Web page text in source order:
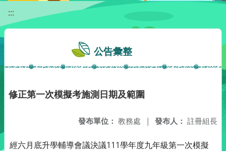
:::
公告彙整
修正第一次模擬考施測日期及範圍
發布人： 註冊組長
發布單位： 教務處 |
經六月底升學輔導會議決議111學年度九年級第一次模擬